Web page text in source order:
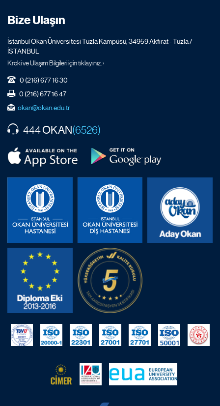
Bize Ulaşın
İstanbul Okan Üniversitesi Tuzla Kampüsü, 34959 Akfırat - Tuzla /
İSTANBUL
Kroki ve Ulaşım Bilgileri için tıklayınız. ›
0 (216) 677 16 30
0 (216) 677 16 47
okan@okan.edu.tr
444OKAN(6526)